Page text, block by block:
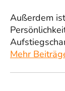
Außerdem
Mehr